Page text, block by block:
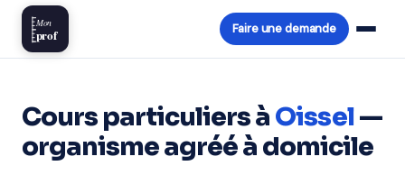
Mon
prof Faire une demande
Cours particuliers à Oissel—
organisme agréé à domicile